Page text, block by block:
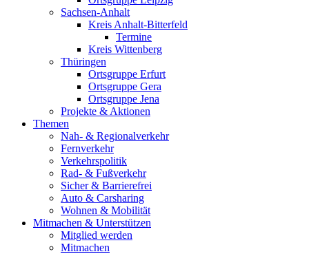
Sachsen-Anhalt
Kreis Anhalt-Bitterfeld
Termine
Kreis Wittenberg
Thüringen
Ortsgruppe Erfurt
Ortsgruppe Gera
Ortsgruppe Jena
Projekte & Aktionen
Themen
Nah- & Regionalverkehr
Fernverkehr
Verkehrspolitik
Rad- & Fußverkehr
Sicher & Barrierefrei
Auto & Carsharing
Wohnen & Mobilität
Mitmachen & Unterstützen
Mitglied werden
Mitmachen